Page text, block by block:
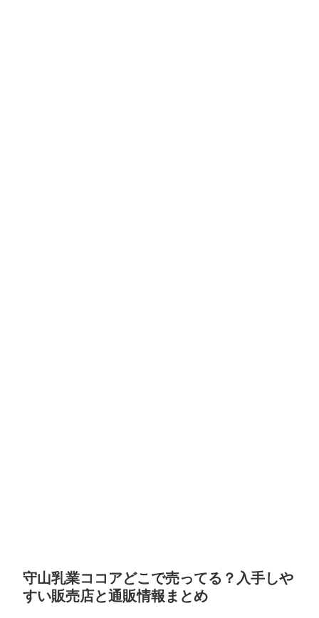
守山乳業ココアどこで売ってる？入手しや
すい販売店と通販情報まとめ